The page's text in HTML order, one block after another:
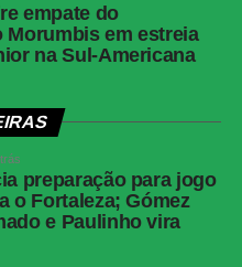
empate do
Morumbis em estreia
na Sul-Americana
preparação para jogo
o Fortaleza; Gómez
e Paulinho vira